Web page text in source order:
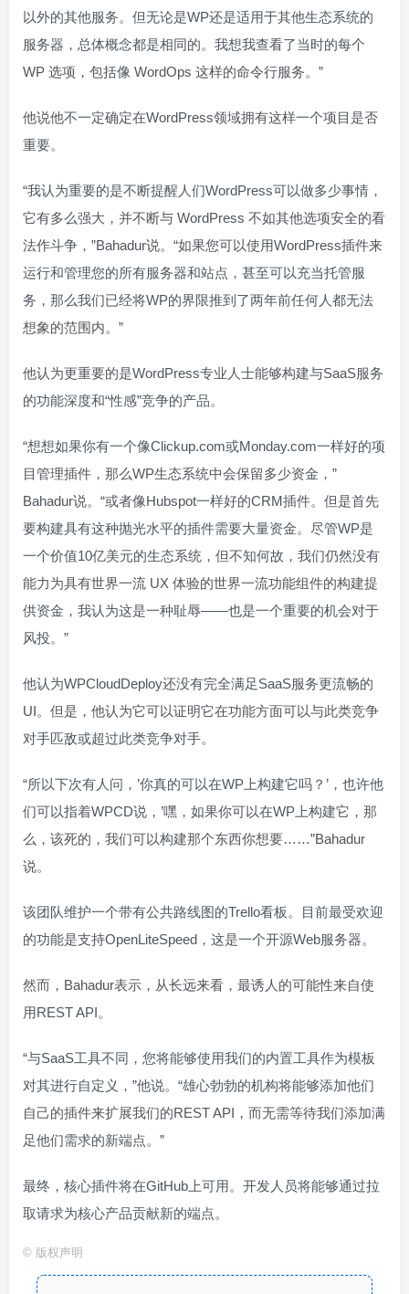
以外的其他服务。但无论是WP还是适用于其他生态系统的
服务器，总体概念都是相同的。我想我查看了当时的每个
WP 选项，包括像 WordOps 这样的命令行服务。”
他说他不一定确定在WordPress领域拥有这样一个项目是否
重要。
“我认为重要的是不断提醒人们WordPress可以做多少事情，
它有多么强大，并不断与 WordPress 不如其他选项安全的看
法作斗争，”Bahadur说。“如果您可以使用WordPress插件来
运行和管理您的所有服务器和站点，甚至可以充当托管服
务，那么我们已经将WP的界限推到了两年前任何人都无法
想象的范围内。”
他认为更重要的是WordPress专业人士能够构建与SaaS服务
的功能深度和“性感”竞争的产品。
“想想如果你有一个像Clickup.com或Monday.com一样好的项
目管理插件，那么WP生态系统中会保留多少资金，”
Bahadur说。“或者像Hubspot一样好的CRM插件。但是首先
要构建具有这种抛光水平的插件需要大量资金。尽管WP是
一个价值10亿美元的生态系统，但不知何故，我们仍然没有
能力为具有世界一流 UX 体验的世界一流功能组件的构建提
供资金，我认为这是一种耻辱——也是一个重要的机会对于
风投。”
他认为WPCloudDeploy还没有完全满足SaaS服务更流畅的
UI。但是，他认为它可以证明它在功能方面可以与此类竞争
对手匹敌或超过此类竞争对手。
“所以下次有人问，’你真的可以在WP上构建它吗？’，也许他
们可以指着WPCD说，’嘿，如果你可以在WP上构建它，那
么，该死的，我们可以构建那个东西你想要……”Bahadur
说。
该团队维护一个带有公共路线图的Trello看板。目前最受欢迎
的功能是支持OpenLiteSpeed，这是一个开源Web服务器。
然而，Bahadur表示，从长远来看，最诱人的可能性来自使
用REST API。
“与SaaS工具不同，您将能够使用我们的内置工具作为模板
对其进行自定义，”他说。“雄心勃勃的机构将能够添加他们
自己的插件来扩展我们的REST API，而无需等待我们添加满
足他们需求的新端点。”
最终，核心插件将在GitHub上可用。开发人员将能够通过拉
取请求为核心产品贡献新的端点。
© 版权声明